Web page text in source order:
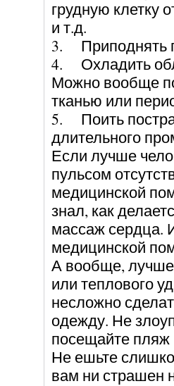
грудную клетку
и т.д.
3. Приподнять
4. Охладить
Можно вообще
тканью или
5. Поить
длительного
Если лучше
пульсом
медицинской
знал, как
массаж сердца.
медицинской
А вообще, лучше
или теплового
несложно
одежду. Не
посещайте
Не ешьте
вам ни страшен